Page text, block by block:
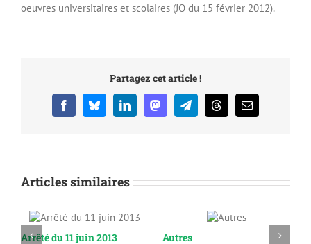
oeuvres universitaires et scolaires (JO du 15 février 2012).
Partagez cet article !
FacebookBlueskyLinkedInMastodonTelegramThreadsEmail
Articles similaires
Arrêté du 11 juin 2013 Autres